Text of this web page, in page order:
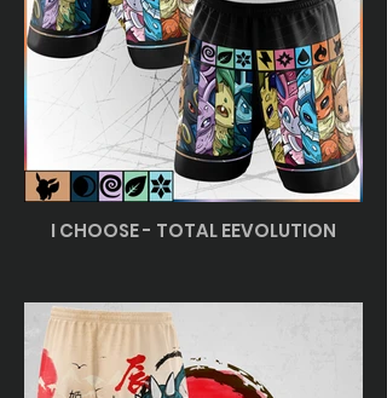
I CHOOSE - TOTAL EEVOLUTION